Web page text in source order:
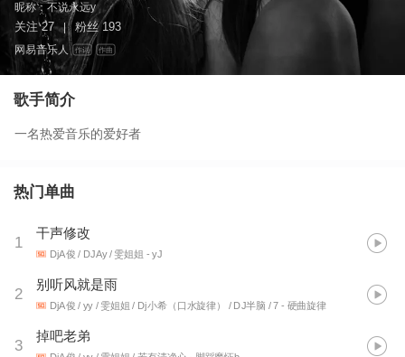
昵称：不说永远y
关注 27 | 粉丝 193
网易音乐人 作词 作曲
歌手简介
一名热爱音乐的爱好者
热门单曲
1
干声修改
DjA俊 / DJAy / 雯姐姐 - yJ
2
别听风就是雨
DjA俊 / yy / 雯姐姐 / Dj小希（口水旋律） / DJ半脑 / 7 - 硬曲旋律
3
掉吧老弟